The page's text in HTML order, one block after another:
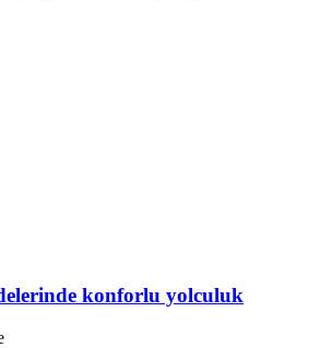
konforlu yolculuk